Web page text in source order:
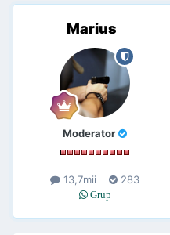
Marius
Moderator
13,7mii 283
Grup